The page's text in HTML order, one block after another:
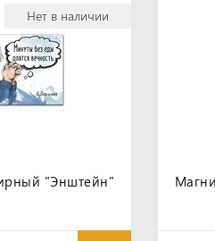
Нет в наличии
"Энштейн"